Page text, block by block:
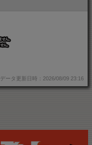
データ更新日時：2026/08/09 23:16